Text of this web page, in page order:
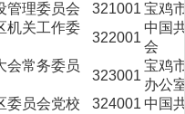
管理委员会 321001 宝鸡
机关工作委
322001
中国
会
会常务委员
323001
宝鸡
办公
委员会党校 324001 中国